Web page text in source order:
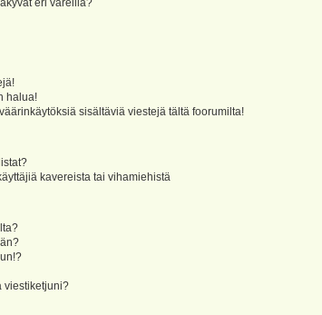
eri väreillä?
halua!
sisältäviä viestejä tältä foorumilta!
kavereista tai vihamiehistä
viestiketjuni?